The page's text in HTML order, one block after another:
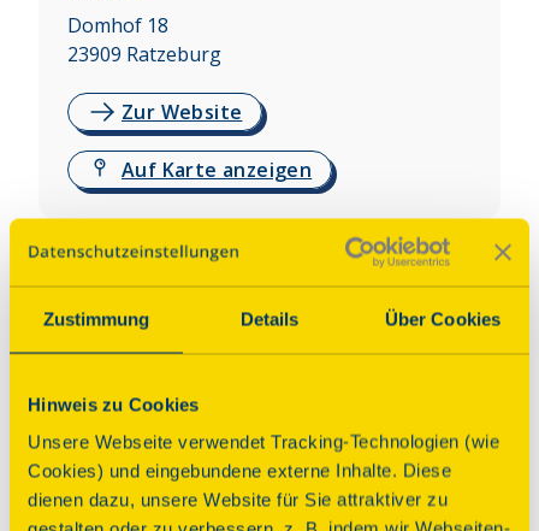
Zustimmung Details Über Cookies
Hinweis zu Cookies
Unsere Webseite verwendet Tracking-Technologien (wie
Cookies) und eingebundene externe Inhalte. Diese
dienen dazu, unsere Website für Sie attraktiver zu
Domhof 18
23909 Ratzeburg
Zur Website
Auf Karte anzeigen
Über dieses Denkmal
Spätromanische Backsteinbasilika, Bauzeit ca.
1165-1225. Turm mit Firstwalmdach, nach Brand
Ausstattung der Kirche wesentlich nach 1574,
Kloster mit Kreuzgang und Innenhof,
Prämonstratenserstift, Bauzeit um 1250, im
nördlichen Kreuzgang Wandmalereien um 1400.
Bischofsherberge aus dem 13. Jh. direkt neben